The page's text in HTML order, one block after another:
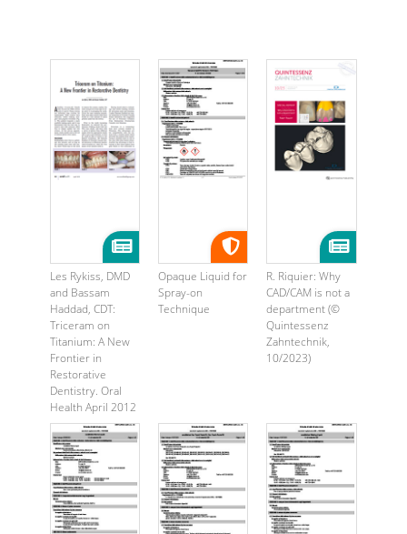
Les Rykiss, DMD
and Bassam
Haddad, CDT:
Triceram on
Titanium: A New
Frontier in
Restorative
Dentistry. Oral
Health April 2012
...
Opaque Liquid for
Spray-on
Technique
R. Riquier: Why
CAD/CAM is not a
department (©
Quintessenz
Zahntechnik,
10/2023)